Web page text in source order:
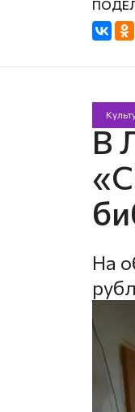
В
На